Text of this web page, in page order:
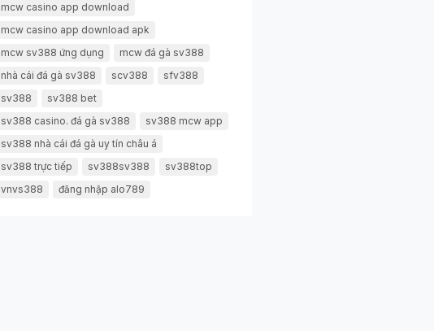
mcw casino app download
mcw casino app download apk
mcw sv388 ứng dụng
mcw đá gà sv388
nhà cái đá gà sv388
scv388
sfv388
sv388
sv388 bet
sv388 casino. đá gà sv388
sv388 mcw app
sv388 nhà cái đá gà uy tín châu á
sv388 trực tiếp
sv388sv388
sv388top
vnvs388
đăng nhập alo789